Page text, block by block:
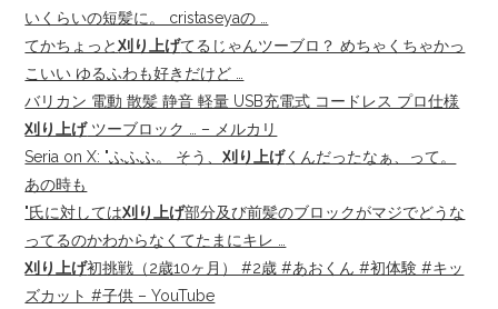
いくらいの短髪に。 cristaseyaの …
てかちょっと刈り上げてるじゃんツーブロ？ めちゃくちゃかっ
こいい ゆるふわも好きだけど …
バリカン 電動 散髪 静音 軽量 USB充電式 コードレス プロ仕様
刈り上げツーブロック … – メルカリ
Seria on X: "ふふふ。 そう、刈り上げくんだったなぁ、って。
あの時も
"氏に対しては刈り上げ部分及び前髪のブロックがマジでどうな
ってるのかわからなくてたまにキレ …
刈り上げ初挑戦（2歳10ヶ月） #2歳 #あおくん #初体験 #キッ
ズカット #子供 – YouTube